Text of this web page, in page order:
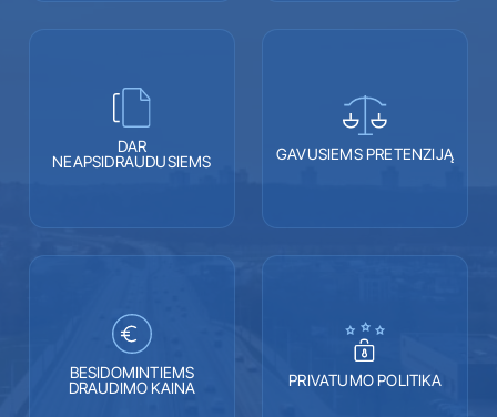
DAR
NEAPSIDRAUDUSIEMS
GAVUSIEMS PRETENZIJĄ
BESIDOMINTIEMS
DRAUDIMO KAINA
PRIVATUMO POLITIKA